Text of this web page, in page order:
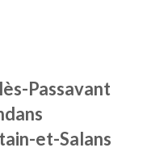
Passavant
et-Salans